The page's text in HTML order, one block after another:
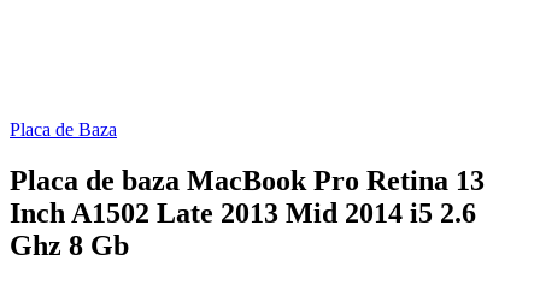
Placa de Baza
Placa de baza MacBook Pro Retina 13
Inch A1502 Late 2013 Mid 2014 i5 2.6
Ghz 8 Gb